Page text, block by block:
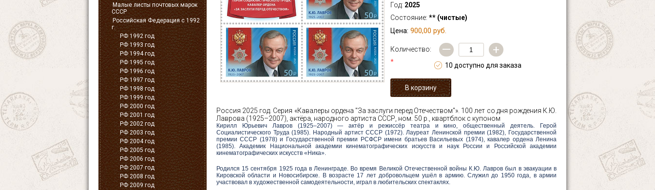
Малые листы почтовых марок
СССР
Российская Федерация с 1992
г.
РФ 1992 год
РФ 1993 год
РФ 1994 год
РФ 1995 год
РФ 1996 год
РФ 1997 год
РФ 1998 год
РФ 1999 год
РФ 2000 год
РФ 2001 год
РФ 2002 год
РФ 2003 год
РФ 2004 год
РФ 2005 год
РФ 2006 год
РФ 2007 год
РФ 2008 год
РФ 2009 год
Год: 2025
Состояние: ** (чистые)
Цена: 900,00 руб.
Количество:
*
— +
10 доступно для заказа
Россия 2025 год. Серия «Кавалеры ордена "За заслуги перед Отечеством"». 100 лет со дня рождения К.Ю.
Лаврова (1925–2007), актёра, народного артиста СССР, ном. 50 р., квартблок с купоном
Кирилл Юрьевич Лавров (1925–2007) — актёр и режиссёр театра и кино, общественный деятель. Герой
Социалистического Труда (1985). Народный артист СССР (1972). Лауреат Ленинской премии (1982), Государственной
премии СССР (1978) и Государственной премии РСФСР имени братьев Васильевых (1974), кавалер ордена Ленина
(1985). Академик Национальной академии кинематографических искусств и наук России и Российской академии
кинематографических искусств «Ника».
Родился 15 сентября 1925 года в Ленинграде. Во время Великой Отечественной войны К.Ю. Лавров был в эвакуации в
Кировской области и Новосибирске. В возрасте 17 лет добровольцем ушёл в армию. Служил до 1950 года, в армии
участвовал в художественной самодеятельности, играл в любительских спектаклях.